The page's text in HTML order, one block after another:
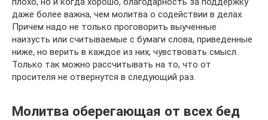
даже более важна, чем молитва о содействии в делах.
Причем надо не только проговорить выученные
наизусть или считываемые с бумаги слова, приведенные
ниже, но верить в каждое из них, чувствовать смысл.
Только так можно рассчитывать на то, что от
просителя не отвернутся в следующий раз.
Молитва оберегающая от всех бед